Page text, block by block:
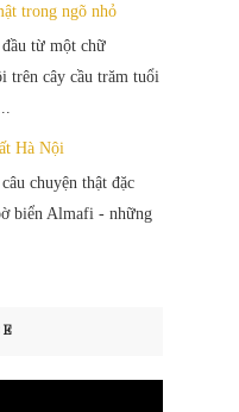
trong ngõ nhỏ
từ một chữ
trên cây cầu trăm tuổi
Hà Nội
chuyện thật đặc
biển Almafi - những